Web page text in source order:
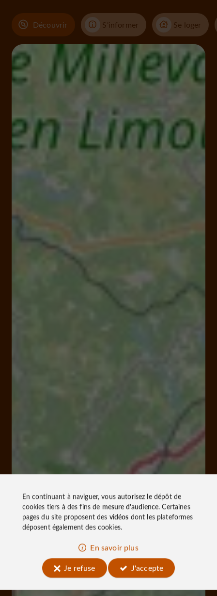
Découvrir S'informer Se loger
En continuant à naviguer, vous autorisez le dépôt de
cookies tiers à des fins de mesure d'audience. Certaines
pages du site proposent des vidéos dont les plateformes
déposent également des cookies.
En savoir plus
Je refuse
J'accepte